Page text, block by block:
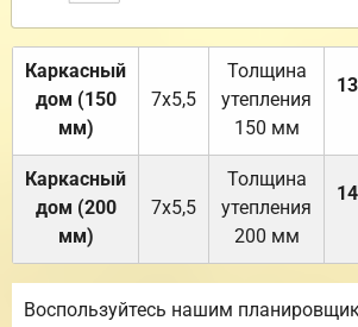
Каркасный
дом (150
мм)
7х5,5
Толщина
утепления
150 мм
Каркасный
дом (200
мм)
7х5,5
Толщина
утепления
200 мм
Воспользуйтесь нашим